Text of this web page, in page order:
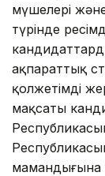
мүшелері
түрінде
ақпараттық
қолжетімді
мақсаты
мамандығына